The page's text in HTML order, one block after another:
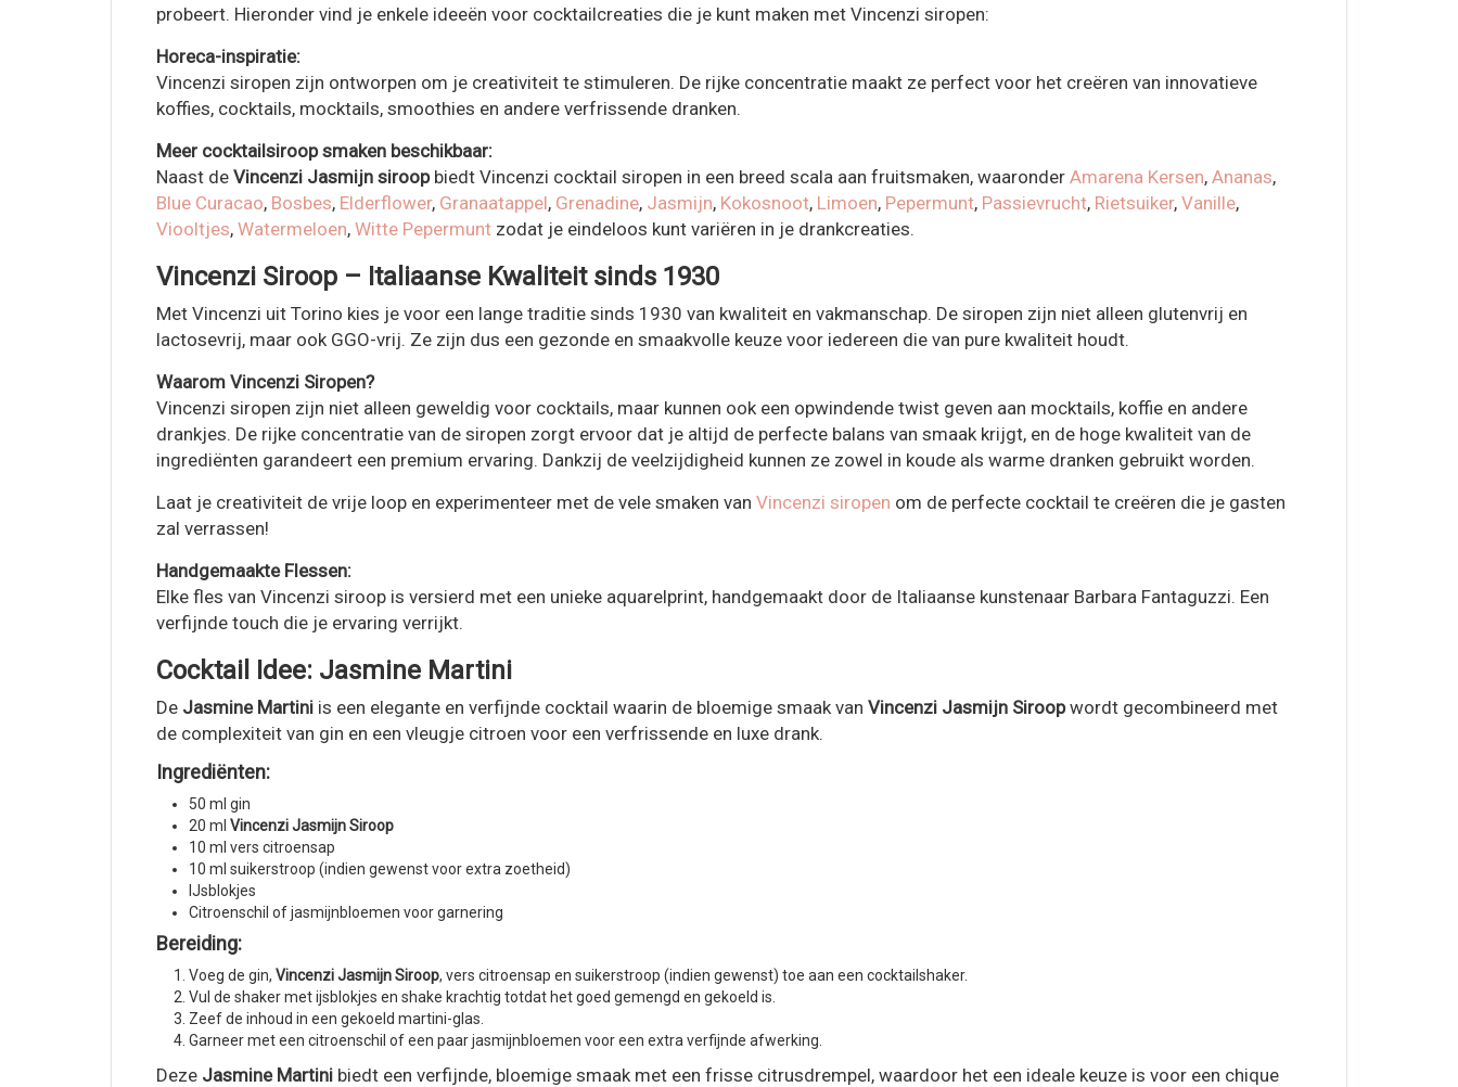
probeert. Hieronder vind je enkele ideeën voor cocktailcreaties die je kunt maken met Vincenzi siropen:
Horeca-inspiratie:
Vincenzi siropen zijn ontworpen om je creativiteit te stimuleren. De rijke concentratie maakt ze perfect voor het creëren van innovatieve
koffies, cocktails, mocktails, smoothies en andere verfrissende dranken.
Meer cocktailsiroop smaken beschikbaar:
Naast de Vincenzi Jasmijn siroopbiedt Vincenzi cocktail siropen in een breed scala aan fruitsmaken, waaronder Amarena Kersen, Ananas,
Blue Curacao, Bosbes, Elderflower, Granaatappel, Grenadine, Jasmijn, Kokosnoot, Limoen, Pepermunt, Passievrucht, Rietsuiker, Vanille,
Viooltjes, Watermeloen, Witte Pepermunt zodat je eindeloos kunt variëren in je drankcreaties.
Vincenzi Siroop – Italiaanse Kwaliteit sinds 1930
Met Vincenzi uit Torino kies je voor een lange traditie sinds 1930 van kwaliteit en vakmanschap. De siropen zijn niet alleen glutenvrij en
lactosevrij, maar ook GGO-vrij. Ze zijn dus een gezonde en smaakvolle keuze voor iedereen die van pure kwaliteit houdt.
Waarom Vincenzi Siropen?
Vincenzi siropen zijn niet alleen geweldig voor cocktails, maar kunnen ook een opwindende twist geven aan mocktails, koffie en andere
drankjes. De rijke concentratie van de siropen zorgt ervoor dat je altijd de perfecte balans van smaak krijgt, en de hoge kwaliteit van de
ingrediënten garandeert een premium ervaring. Dankzij de veelzijdigheid kunnen ze zowel in koude als warme dranken gebruikt worden.
Laat je creativiteit de vrije loop en experimenteer met de vele smaken van Vincenzi siropen om de perfecte cocktail te creëren die je gasten
zal verrassen!
Handgemaakte Flessen:
Elke fles van Vincenzi siroop is versierd met een unieke aquarelprint, handgemaakt door de Italiaanse kunstenaar Barbara Fantaguzzi. Een
verfijnde touch die je ervaring verrijkt.
Cocktail Idee: Jasmine Martini
De Jasmine Martini is een elegante en verfijnde cocktail waarin de bloemige smaak van Vincenzi Jasmijn Siroopwordt gecombineerd met
de complexiteit van gin en een vleugje citroen voor een verfrissende en luxe drank.
Ingrediënten:
50 ml gin
20 ml Vincenzi Jasmijn Siroop
10 ml vers citroensap
10 ml suikerstroop (indien gewenst voor extra zoetheid)
IJsblokjes
Citroenschil of jasmijnbloemen voor garnering
Bereiding:
Voeg de gin, Vincenzi Jasmijn Siroop, vers citroensap en suikerstroop (indien gewenst) toe aan een cocktailshaker.
Vul de shaker met ijsblokjes en shake krachtig totdat het goed gemengd en gekoeld is.
Zeef de inhoud in een gekoeld martini-glas.
Garneer met een citroenschil of een paar jasmijnbloemen voor een extra verfijnde afwerking.
Deze Jasmine Martini biedt een verfijnde, bloemige smaak met een frisse citrusdrempel, waardoor het een ideale keuze is voor een chique